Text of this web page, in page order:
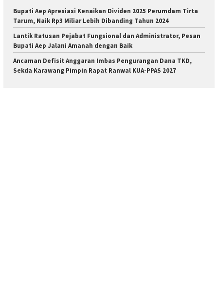
Bupati Aep Apresiasi Kenaikan Dividen 2025 Perumdam Tirta
Tarum, Naik Rp3 Miliar Lebih Dibanding Tahun 2024
Lantik Ratusan Pejabat Fungsional dan Administrator, Pesan
Bupati Aep Jalani Amanah dengan Baik
Ancaman Defisit Anggaran Imbas Pengurangan Dana TKD,
Sekda Karawang Pimpin Rapat Ranwal KUA-PPAS 2027